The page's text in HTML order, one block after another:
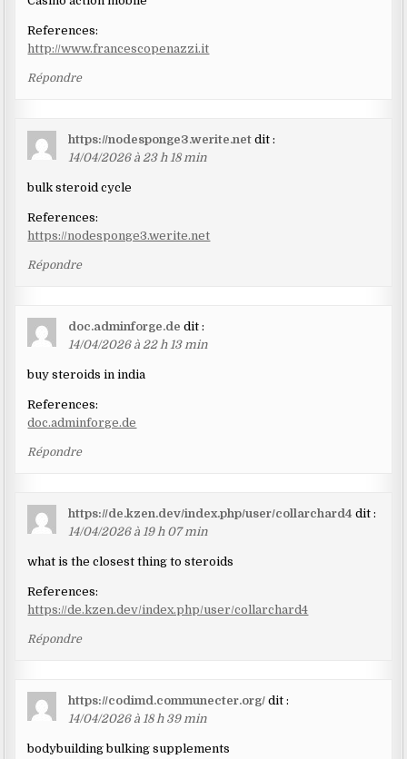
References:
http://www.francescopenazzi.it
Répondre
https://nodesponge3.werite.net dit :
14/04/2026 à 23 h 18 min
bulk steroid cycle
References:
https://nodesponge3.werite.net
Répondre
doc.adminforge.de dit :
14/04/2026 à 22 h 13 min
buy steroids in india
References:
doc.adminforge.de
Répondre
https://de.kzen.dev/index.php/user/collarchard4 dit :
14/04/2026 à 19 h 07 min
what is the closest thing to steroids
References:
https://de.kzen.dev/index.php/user/collarchard4
Répondre
https://codimd.communecter.org/ dit :
14/04/2026 à 18 h 39 min
bodybuilding bulking supplements